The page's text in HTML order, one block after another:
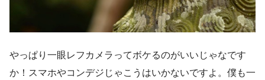
やっぱり一眼レフカメラってボケるのがいいじゃなです
か！スマホやコンデジじゃこうはいかないですよ。僕も一